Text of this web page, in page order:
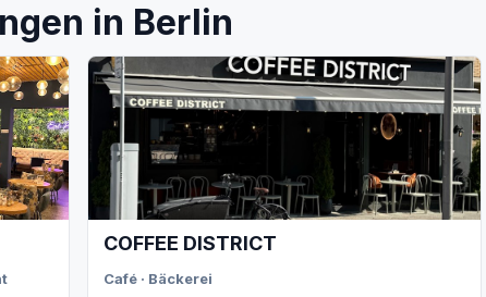
in Berlin
COFFEE DISTRICT
Café · Bäckerei